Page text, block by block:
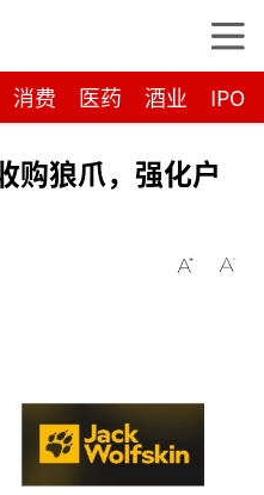
消费 医药 酒业 IPO
购狼爪，强化户